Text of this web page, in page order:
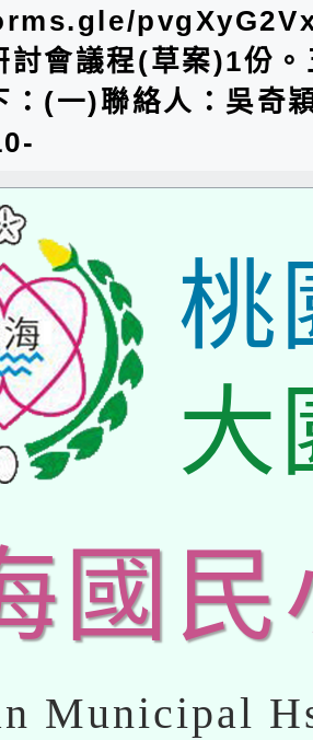
討會議程(草案)1份
：(一)聯絡人：吳奇
桃
大
國民
Municipal